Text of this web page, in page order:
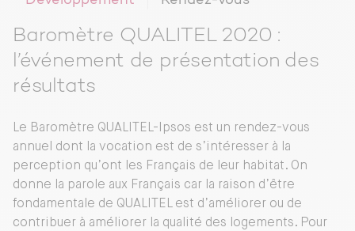
Baromètre QUALITEL 2020 :
l’événement de présentation des
résultats
Le Baromètre QUALITEL-Ipsos est un rendez-vous
annuel dont la vocation est de s’intéresser à la
perception qu’ont les Français de leur habitat. On
donne la parole aux Français car la raison d’être
fondamentale de QUALITEL est d’améliorer ou de
contribuer à améliorer la qualité des logements. Pour